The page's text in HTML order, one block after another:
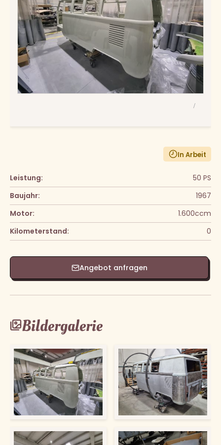
/
In Arbeit
Leistung:
50 PS
Baujahr:
1967
Motor:
1.600ccm
Kilometerstand:
0
Angebot anfragen
Bildergalerie